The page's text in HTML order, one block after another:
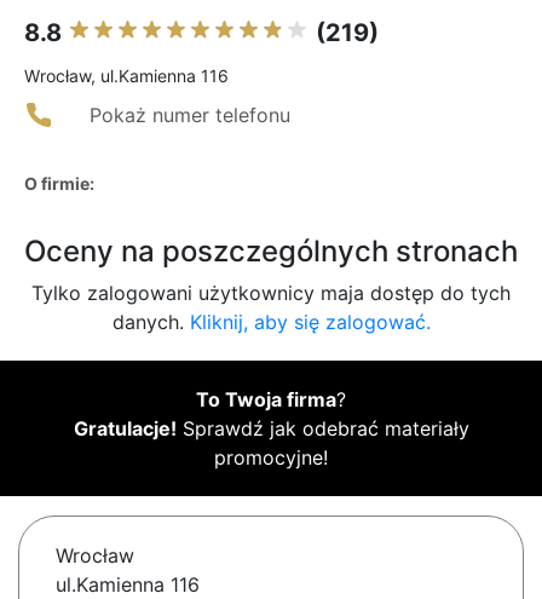
8.8 (219)
Wrocław, ul.Kamienna 116
Pokaż numer telefonu
O firmie:
Oceny na poszczególnych stronach
Tylko zalogowani użytkownicy maja dostęp do tych
danych. Kliknij, aby się zalogować.
To Twoja firma?
Gratulacje! Sprawdź jak odebrać materiały
promocyjne!
Wrocław
ul.Kamienna 116